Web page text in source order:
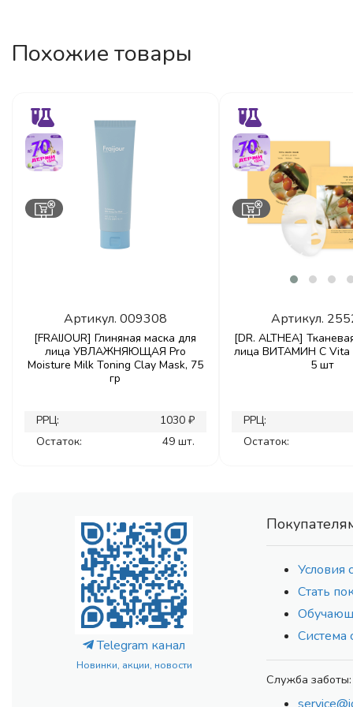
Похожие товары
Артикул. 009308
[FRAIJOUR] Глиняная маска для
лица УВЛАЖНЯЮЩАЯ Pro
Moisture Milk Toning Clay Mask, 75
гр
РРЦ:
1030 ₽
Остаток:
49 шт.
Артикул.
[DR. ALTHEA]
лица ВИТАМИН С Vita
5 шт
РРЦ:
Остаток:
Telegram канал
Новинки, акции, новости
Условия
Стать
Система
Служба заботы: